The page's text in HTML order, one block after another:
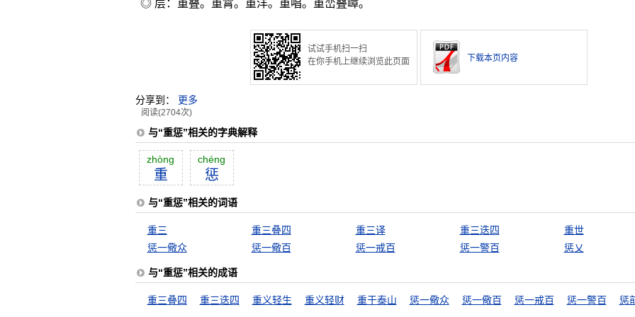
◎ 层：重叠。重霄。重洋。重唱。重峦叠嶂。
试试手机扫一扫
在你手机上继续浏览此页面
下载本页内容
分享到： 更多
阅读(2704次)
与“重惩”相关的字典解释
zhòng
重
chéng
惩
与“重惩”相关的词语
重三 重三叠四 重三译 重三迭四
重世
惩一儆众
惩一儆百 惩一戒百 惩一警百 惩乂
与“重惩”相关的成语
重三叠四 重三迭四 重义轻生 重义轻财 重于泰山 惩一儆众 惩一儆百 惩一戒百 惩一警百 惩